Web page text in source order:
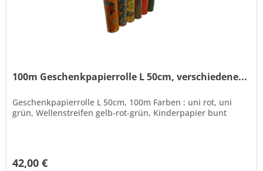
100m Geschenkpapierrolle L 50cm, verschiedene...
Geschenkpapierrolle L 50cm, 100m Farben : uni rot, uni
grün, Wellenstreifen gelb-rot-grün, Kinderpapier bunt
42,00 €